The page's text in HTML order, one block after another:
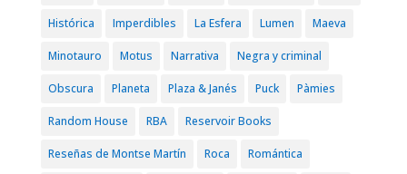
Histórica Imperdibles La Esfera Lumen Maeva
Minotauro Motus Narrativa Negra y criminal
Obscura Planeta Plaza & Janés Puck Pàmies
Random House RBA Reservoir Books
Reseñas de Montse Martín Roca Romántica